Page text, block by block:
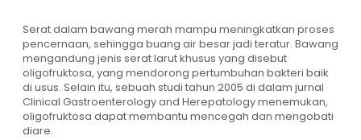
Serat dalam bawang merah mampu meningkatkan proses
pencernaan, sehingga buang air besar jadi teratur. Bawang
mengandung jenis serat larut khusus yang disebut
oligofruktosa, yang mendorong pertumbuhan bakteri baik
di usus. Selain itu, sebuah studi tahun 2005 di dalam jurnal
Clinical Gastroenterology and Herepatology menemukan,
oligofruktosa dapat membantu mencegah dan mengobati
diare.